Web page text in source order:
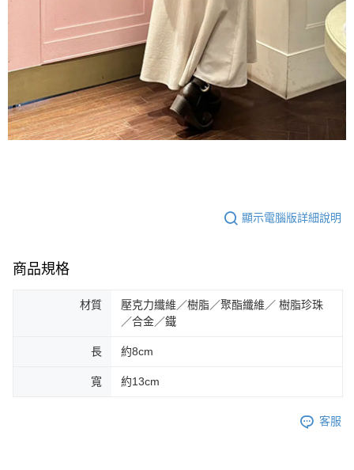
顯示電腦版詳細說明
商品規格
材質
壓克力纖維／樹脂／聚酯纖維／ 樹脂珍珠
／合金／鐵
長 約8cm
寬 約13cm
客服